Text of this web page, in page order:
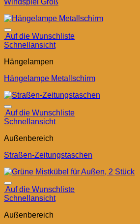
Windspiel Groß
Auf die Wunschliste
Schnellansicht
Hängelampen
Hängelampe Metallschirm
Auf die Wunschliste
Schnellansicht
Außenbereich
Straßen-Zeitungstaschen
Auf die Wunschliste
Schnellansicht
Außenbereich